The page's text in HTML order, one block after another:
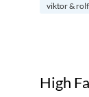
viktor & rolf
High